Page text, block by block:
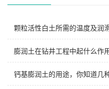
颗粒活性白土所需的温度及润
膨润土在钻井工程中起什么作
钙基膨润土的用途，你知道几